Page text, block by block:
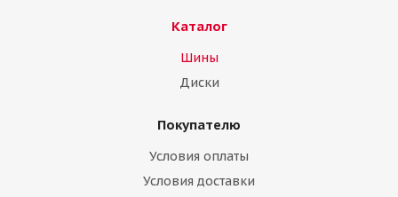
Каталог
Шины
Диски
Покупателю
Условия оплаты
Условия доставки